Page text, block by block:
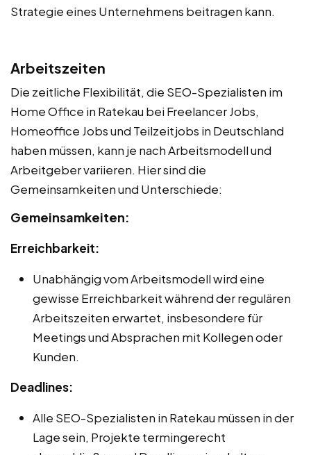
Strategie eines Unternehmens beitragen kann.
Arbeitszeiten
Die zeitliche Flexibilität, die SEO-Spezialisten im
Home Office in Ratekau bei Freelancer Jobs,
Homeoffice Jobs und Teilzeitjobs in Deutschland
haben müssen, kann je nach Arbeitsmodell und
Arbeitgeber variieren. Hier sind die
Gemeinsamkeiten und Unterschiede:
Gemeinsamkeiten:
Erreichbarkeit:
Unabhängig vom Arbeitsmodell wird eine
gewisse Erreichbarkeit während der regulären
Arbeitszeiten erwartet, insbesondere für
Meetings und Absprachen mit Kollegen oder
Kunden.
Deadlines:
Alle SEO-Spezialisten in Ratekau müssen in der
Lage sein, Projekte termingerecht